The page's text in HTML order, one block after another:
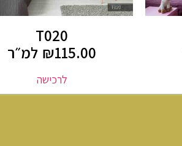
T020
₪115.00 למ״ר
לרכישה